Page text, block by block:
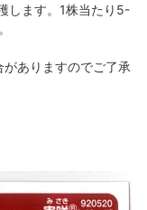
します。1株当たり5-
ありますのでご了承